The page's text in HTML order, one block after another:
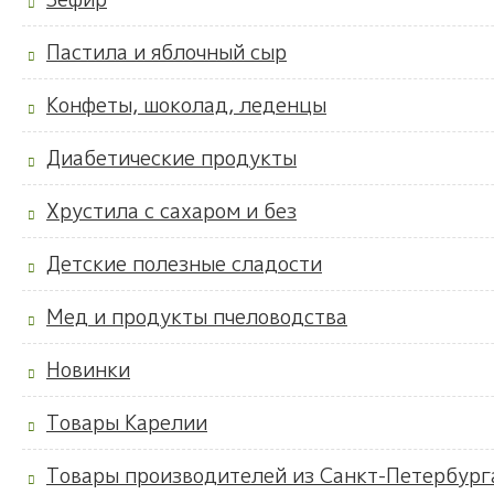
Пастила и яблочный сыр
Конфеты, шоколад, леденцы
Диабетические продукты
Хрустила с сахаром и без
Детские полезные сладости
Мед и продукты пчеловодства
Новинки
Товары Карелии
Товары производителей из Санкт-